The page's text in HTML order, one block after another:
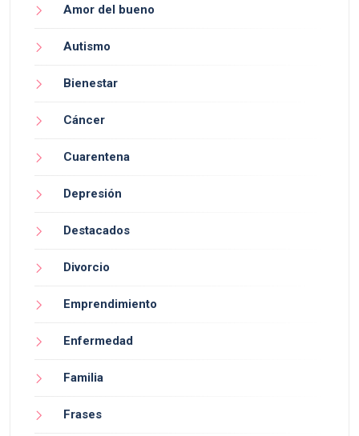
Amor del bueno
Autismo
Bienestar
Cáncer
Cuarentena
Depresión
Destacados
Divorcio
Emprendimiento
Enfermedad
Familia
Frases